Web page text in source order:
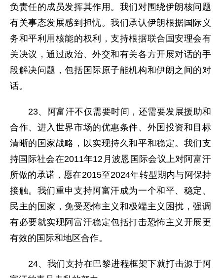
负责任的成员发挥其作用。我们对围绕伊朗核问题
有关事态发展感到担忧。我们承认伊朗根据国际义
务和平利用核能的权利，支持根据联合国安理会有
关决议，通过政治、外交和有关各方开展对话的手
段解决问题，包括国际原子能机构和伊朗之间的对
话。
23、阿富汗不仅需要时间，还需要发展援助和
合作、进入世界市场的优惠条件、外国投资和目标
清晰的国家战略，以实现持久和平和稳定。我们支
持国际社会在2011年12月波恩国际会议上对阿富汗
所做的承诺，愿在2015至2024年转型期内与阿保持
接触。我们重申支持阿富汗成为一个和平、稳定、
民主的国家，免受恐怖主义和极端主义困扰，强调
有必要就实现阿富汗稳定包括打击恐怖主义开展更
有效的国际和地区合作。
24、我们支持在巴黎进程框架下就打击源于阿